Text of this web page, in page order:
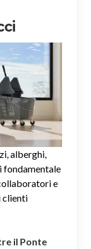
alberghi,
fondamentale
e
clienti
il Ponte